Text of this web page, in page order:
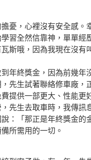
憂，心裡沒有安全感。
習全然信靠神，單單經
斯哦，因為我現在沒有
年終獎金，因為前幾年
先生試著聯絡修車廠，
提供一部更大、性能更
先生去取車時，我傳訊
：「那正是年終獎金的
所需用的一切。